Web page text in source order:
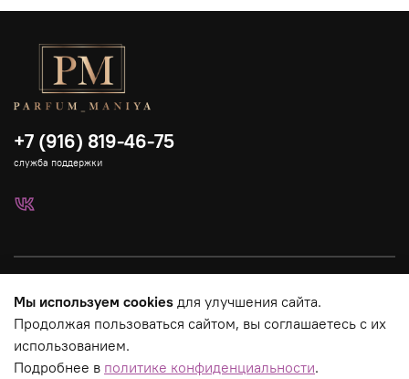
Страницы магазина
+7 (916) 819-46-75
служба поддержки
Мы используем cookies для улучшения сайта.
Продолжая пользоваться сайтом, вы соглашаетесь с их
использованием.
Подробнее в политике конфиденциальности.